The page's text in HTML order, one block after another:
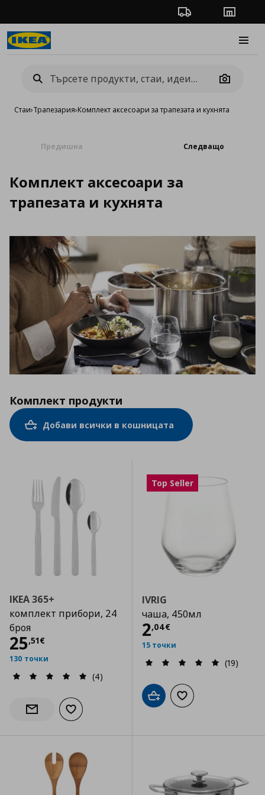
Проследяване на
Camera
Стаи›Трапезария›Комплект аксесоари за трапезата и кухнята
Предишна Следващо
Комплект аксесоари за
трапезата и кухнята
Комплект продукти
Добави всички в кошницата
IKEA 365+
комплект прибори, 24
броя
25,51€
Цена
130 точки
(4)
Информирай ме за наличност
Добави към списъка с любими
Top Seller
IVRIG
чаша, 450мл
2,04€
Цена
15 точки
(19)
Добави в кошницата
Добави към